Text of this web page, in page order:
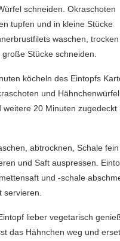
schneiden. Okraschoten
tupfen und in kleine Stücke
waschen,
Stücke schneiden.
köcheln des Eintopfs
und Hähnchenwürfel
weitere 20 Minuten zugedeckt
abtrocknen, Schale fein
und Saft auspressen.
und -schale
servieren.
lieber vegetarisch
das Hähnchen weg und